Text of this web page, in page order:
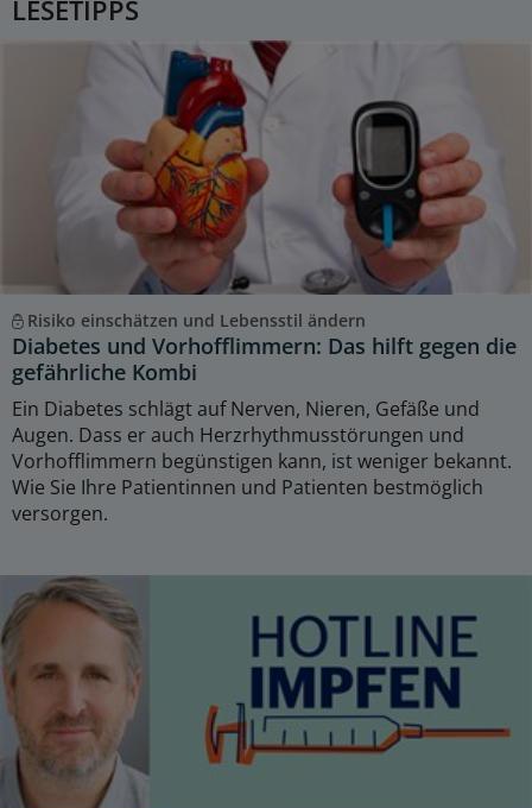
LESETIPPS
Risiko einschätzen und Lebensstil ändern
Diabetes und Vorhofflimmern: Das hilft gegen die
gefährliche Kombi
Ein Diabetes schlägt auf Nerven, Nieren, Gefäße und
Augen. Dass er auch Herzrhythmusstörungen und
Vorhofflimmern begünstigen kann, ist weniger bekannt.
Wie Sie Ihre Patientinnen und Patienten bestmöglich
versorgen.